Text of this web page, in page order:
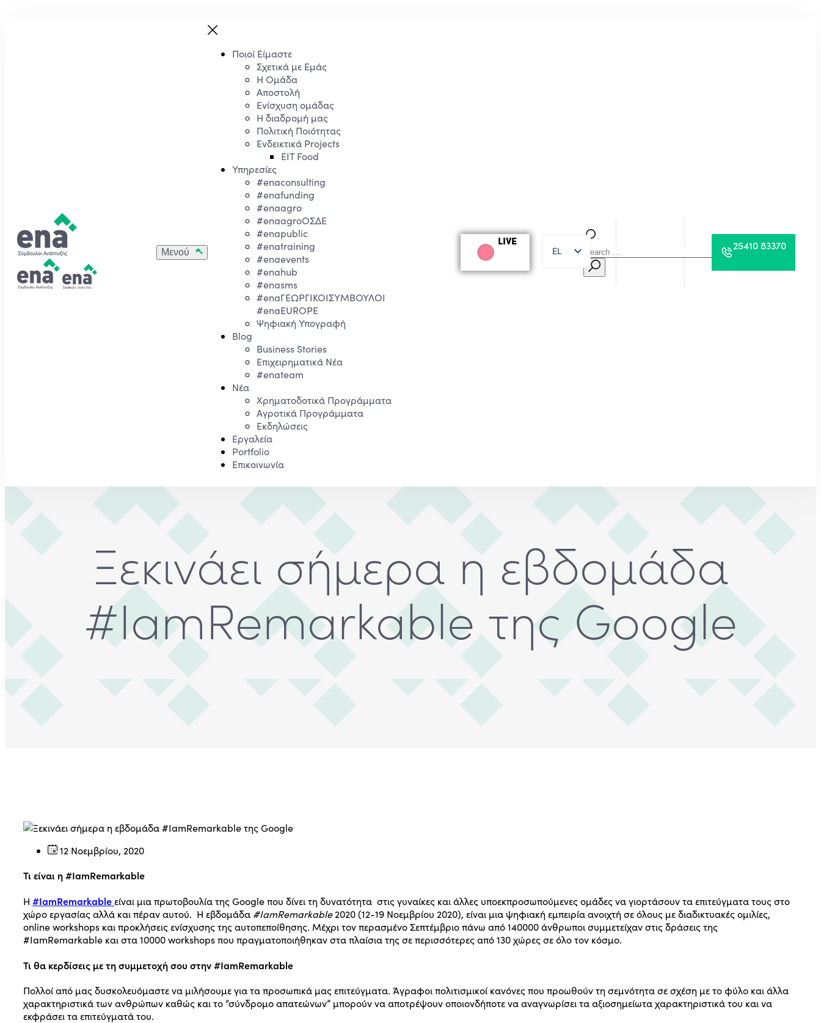
Ποιοί Είμαστε
Σχετικά με Εμάς
Η Ομάδα
Αποστολή
Ενίσχυση ομάδας
Η διαδρομή μας
Πολιτική Ποιότητας
Ενδεικτικά Projects
EIT Food
Υπηρεσίες
#enaconsulting
#enafunding
#enaagro
#enaagroΟΣΔΕ
#enapublic
#enatraining
#enaevents
#enahub
#enasms
#enaΓΕΩΡΓΙΚΟΙΣΥΜΒΟΥΛΟΙ
#enaEUROPE
Ψηφιακή Υπογραφή
Blog
Business Stories
Επιχειρηματικά Νέα
#enateam
Νέα
Χρηματοδοτικά Προγράμματα
Αγροτικά Προγράμματα
Εκδηλώσεις
Εργαλεία
Portfolio
Επικοινωνία
LIVE
EL
EN
25410 83370
Ξεκινάει σήμερα η εβδομάδα
#IamRemarkable της Google
12 Νοεμβρίου, 2020
Τι είναι η #IamRemarkable
H #IamRemarkableείναι μια πρωτοβουλία της Google που δίνει τη δυνατότητα στις γυναίκες και άλλες υποεκπροσωπούμενες ομάδες να γιορτάσουν τα επιτεύγματα τους στο
χώρο εργασίας αλλά και πέραν αυτού. Η εβδομάδα #IamRemarkable2020 (12-19 Νοεμβρίου 2020), είναι μια ψηφιακή εμπειρία ανοιχτή σε όλους με διαδικτυακές ομιλίες,
online workshops και προκλήσεις ενίσχυσης της αυτοπεποίθησης. Μέχρι τον περασμένο Σεπτέμβριο πάνω από 140000 άνθρωποι συμμετείχαν στις δράσεις της
#ΙamRemarkable και στα 10000 workshops που πραγματοποιήθηκαν στα πλαίσια της σε περισσότερες από 130 χώρες σε όλο τον κόσμο.
Τι θα κερδίσεις με τη συμμετοχή σου στην #IamRemarkable
Πολλοί από μας δυσκολευόμαστε να μιλήσουμε για τα προσωπικά μας επιτεύγματα. Άγραφοι πολιτισμικοί κανόνες που προωθούν τη σεμνότητα σε σχέση με το φύλο και άλλα
χαρακτηριστικά των ανθρώπων καθώς και το “σύνδρομο απατεώνων” μπορούν να αποτρέψουν οποιονδήποτε να αναγνωρίσει τα αξιοσημείωτα χαρακτηριστικά του και να
εκφράσει τα επιτεύγματά του.